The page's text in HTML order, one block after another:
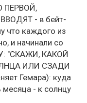
ПЕРВОЙ,
- в бейт-
что каждого из
и начинали со
"СКАЖИ, КАКОЙ
ИЛИ СЗАДИ
Гемара): куда
месяца - к солнцу